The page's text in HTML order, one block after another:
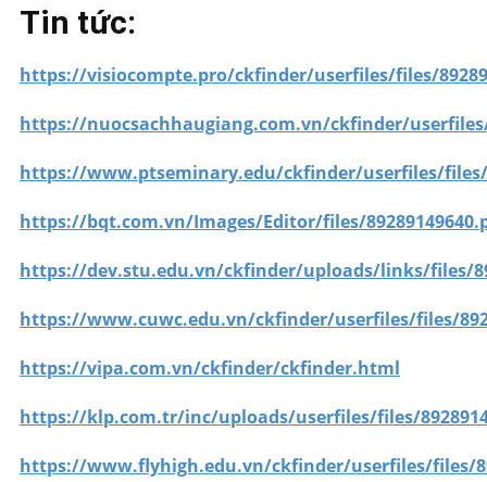
Tin tức:
https://visiocompte.pro/ckfinder/userfiles/files/
https://nuocsachhaugiang.com.vn/ckfinder/
https://www.ptseminary.edu/ckfinder/userfiles/files/
https://bqt.com.vn/Images/Editor/files/
https://dev.stu.edu.vn/ckfinder/uploads/links/files/
https://www.cuwc.edu.vn/ckfinder/userfiles/files/
https://vipa.com.vn/ckfinder/ckfinder.html
https://klp.com.tr/inc/uploads/userfiles/files/
https://www.flyhigh.edu.vn/ckfinder/userfiles/files/